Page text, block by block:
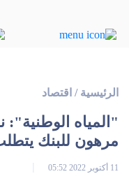
الرئيسية / اقتصاد
"المياه الوطنية":
مرهون للبنك
11 أكتوبر 2022 05:52